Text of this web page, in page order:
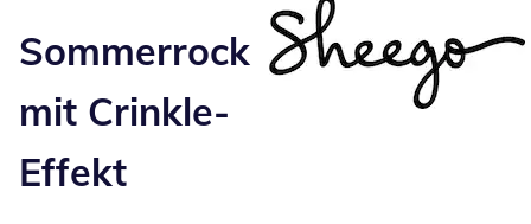
Sommerrock
mit Crinkle-
Effekt